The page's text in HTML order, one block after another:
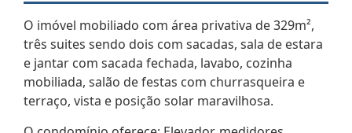
O imóvel mobiliado com área privativa de 329m²,
três suites sendo dois com sacadas, sala de estara
e jantar com sacada fechada, lavabo, cozinha
mobiliada, salão de festas com churrasqueira e
terraço, vista e posição solar maravilhosa.